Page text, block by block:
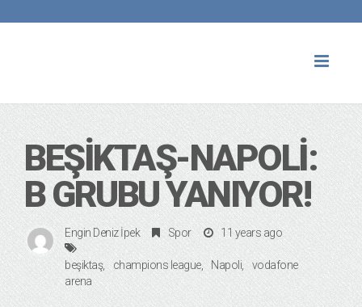
BEŞIKTAŞ-NAPOLI:
B GRUBU YANIYOR!
Engin Deniz İpek Spor 11 years ago
beşiktaş champions league Napoli
vodafone
arena